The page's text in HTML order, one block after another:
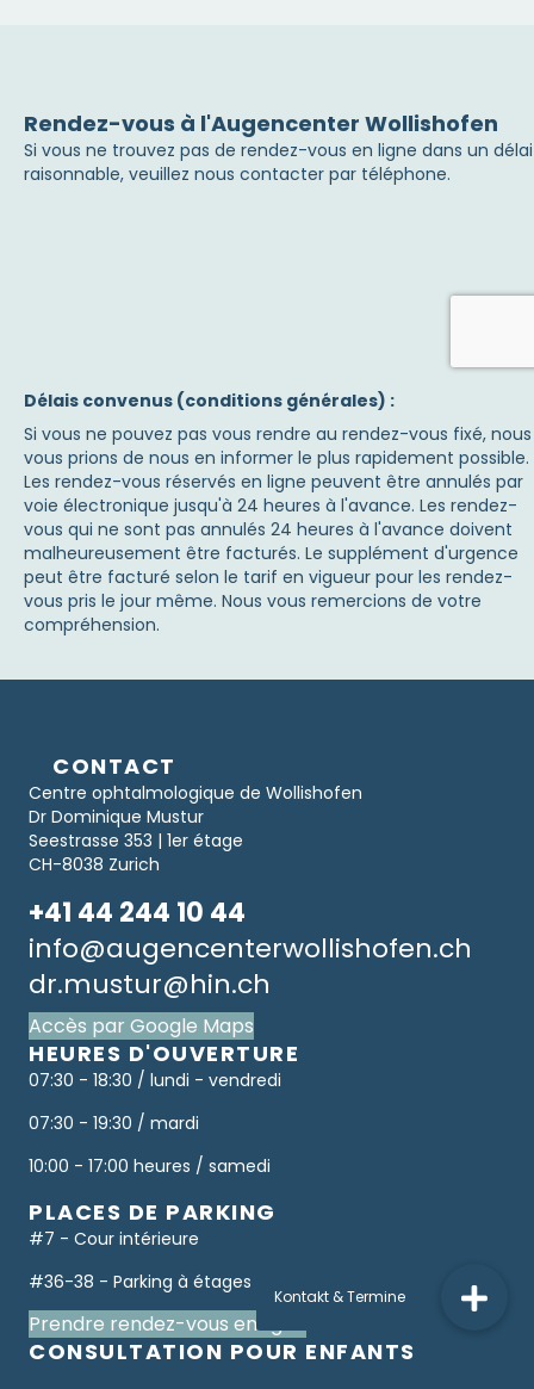
Rendez-vous à l'Augencenter Wollishofen
Si vous ne trouvez pas de rendez-vous en ligne dans un délai
raisonnable, veuillez nous contacter par téléphone.
Délais convenus (conditions générales) :
Si vous ne pouvez pas vous rendre au rendez-vous fixé, nous
vous prions de nous en informer le plus rapidement possible.
Les rendez-vous réservés en ligne peuvent être annulés par
voie électronique jusqu'à 24 heures à l'avance. Les rendez-
vous qui ne sont pas annulés 24 heures à l'avance doivent
malheureusement être facturés. Le supplément d'urgence
peut être facturé selon le tarif en vigueur pour les rendez-
vous pris le jour même. Nous vous remercions de votre
compréhension.
CONTACT
Centre ophtalmologique de Wollishofen
Dr Dominique Mustur
Seestrasse 353 | 1er étage
CH-8038 Zurich
+41 44 244 10 44
info@augencenterwollishofen.ch
dr.mustur@hin.ch
Accès par Google Maps
HEURES D'OUVERTURE
07:30 - 18:30 / lundi - vendredi
07:30 - 19:30 / mardi
10:00 - 17:00 heures / samedi
PLACES DE PARKING
#7 - Cour intérieure
#36-38 - Parking à étages
Prendre rendez-vous en ligne
CONSULTATION POUR ENFANTS